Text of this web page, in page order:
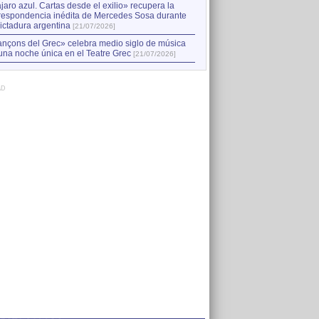
azul. Cartas desde el exilio» recupera la
inédita de Mercedes Sosa durante
argentina [21/07/2026]
del Grec» celebra medio siglo de música
noche única en el Teatre Grec [21/07/2026]